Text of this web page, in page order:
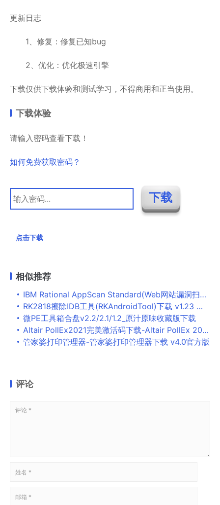
更新日志
1、修复：修复已知bug
2、优化：优化极速引擎
下载仅供下载体验和测试学习，不得商用和正当使用。
下载体验
请输入密码查看下载！
如何免费获取密码？
点击下载
相似推荐
IBM Rational AppScan Standard(Web网站漏洞扫描器)下载 v9.0.3.12免费中文版
RK2818擦除IDB工具(RKAndroidTool)下载 v1.23 绿色版
微PE工具箱合盘v2.2/2.1/1.2_原汁原味收藏版下载
Altair PollEx2021完美激活码下载-Altair PollEx 2021破解补丁
管家婆打印管理器-管家婆打印管理器下载 v4.0官方版
评论